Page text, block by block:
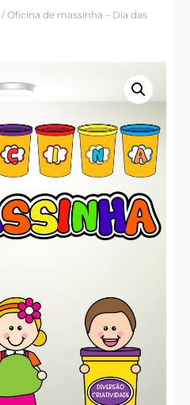
/ Oficina de massinha – Dia das